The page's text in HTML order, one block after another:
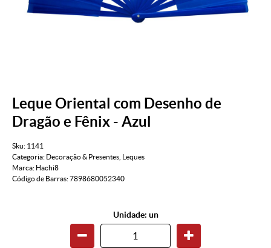
Leque Oriental com Desenho de
Dragão e Fênix - Azul
Sku: 1141
Categoria: Decoração & Presentes
Leques
Marca: Hachi8
Código de Barras:7898680052340
Unidade: un